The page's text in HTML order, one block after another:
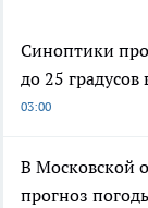
Синоптики
до 25
03:00
В Московской
прогноз